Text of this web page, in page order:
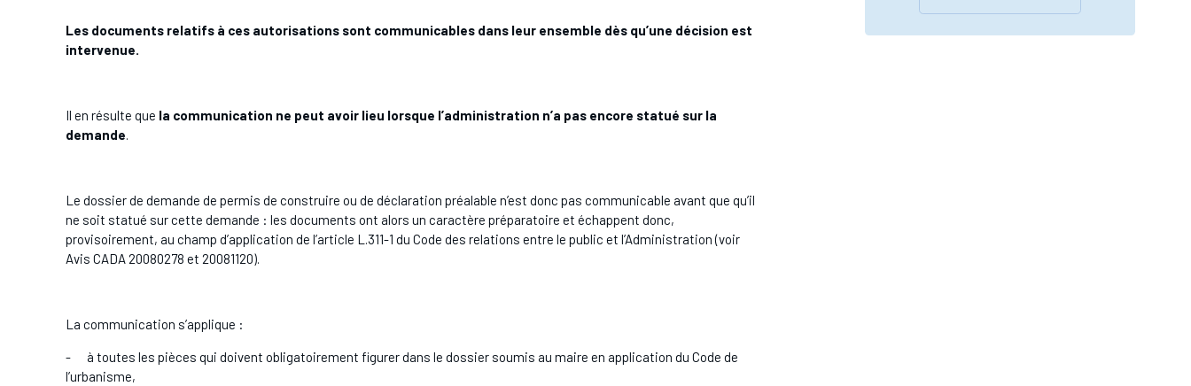
Les documents relatifs à ces autorisations sont communicables dans leur ensemble dès qu’une décision est
intervenue.
Il en résulte que la communication ne peut avoir lieu lorsque l’administration n’a pas encore statué sur la
demande.
Le dossier de demande de permis de construire ou de déclaration préalable n’est donc pas communicable avant que qu’il
ne soit statué sur cette demande : les documents ont alors un caractère préparatoire et échappent donc,
provisoirement, au champ d’application de l’article L.311-1 du Code des relations entre le public et l’Administration (voir
Avis CADA 20080278 et 20081120).
La communication s’applique :
- à toutes les pièces qui doivent obligatoirement figurer dans le dossier soumis au maire en application du Code de
l’urbanisme,